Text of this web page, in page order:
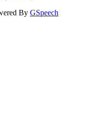
By GSpeech